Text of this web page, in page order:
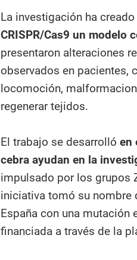
La investigación ha creado
CRISPR/Cas9 un modelo
presentaron alteraciones
observados en pacientes,
locomoción,
regenerar tejidos.
El trabajo se desarrolló en
cebra ayudan en la
impulsado por los grupos
iniciativa tomó su nombre
España con una mutación
financiada a través de la